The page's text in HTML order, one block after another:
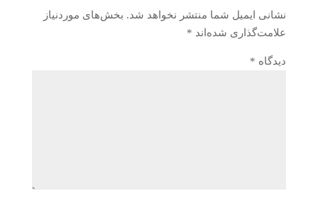
نشانی ایمیل شما منتشر نخواهد شد. بخش‌های موردنیاز
علامت‌گذاری شده‌اند *
دیدگاه *